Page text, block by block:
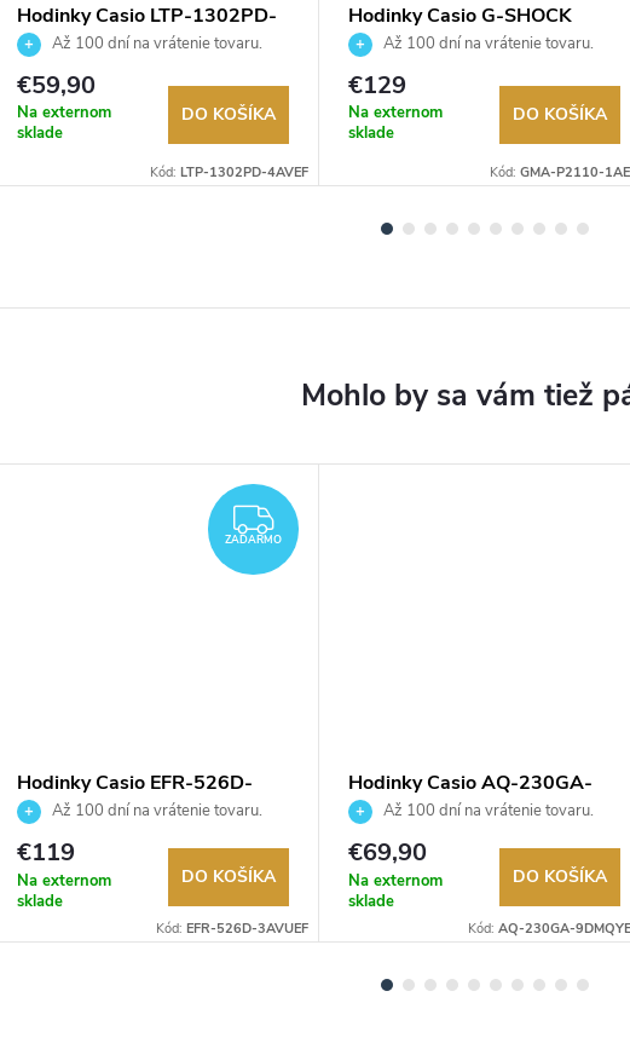
Hodinky Casio LTP-1302PD-
4AVEFAž 100 dní na vrátenie tovaru.
Autorizovaný predajca.
€59,90
Na externom
sklade
DO KOŠÍKA
Kód: LTP-1302PD-4AVEF
Hodinky Casio G-SHOCK
GMA-P2110-1AER
Až 100 dní na vrátenie tovaru.
Autorizovaný predajca.
€129
Na externom
sklade
DO KOŠÍKA
Kód: GMA-P2110-
ZADARMO
ZADARMO
Hodinky Casio EFR-526D-
3AVUEFAž 100 dní na vrátenie tovaru.
Autorizovaný predajca.
€119
Na externom
sklade
DO KOŠÍKA
Kód: EFR-526D-3AVUEF
Hodinky Casio AQ-230GA-
9DMQYES
Až 100 dní na vrátenie tovaru.
Autorizovaný predajca.
€69,90
Na externom
sklade
DO KOŠÍKA
Kód: AQ-230GA-